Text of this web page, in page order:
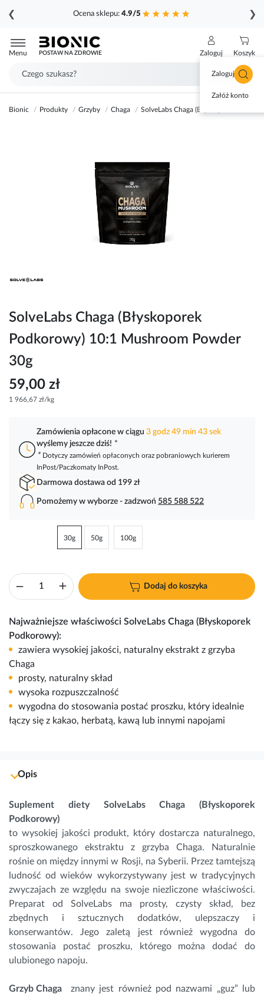
Ocena sklepu: 4.9/5
❮ ❯
do
treści
Menu POSTAW NA ZDROWIE Zaloguj
Zaloguj się
Załóż konto
Koszyk
Bionic Produkty Grzyby Chaga SolveLabs Chaga (Błyskoporek
na
SolveLabs Chaga (Błyskoporek
Podkorowy) 10:1 Mushroom Powder
30g
59,00 zł
1 966,67 zł/kg
Zamówienia opłacone w ciągu 3 godz 49 min 43 sek
wyślemy jeszcze dziś! *
* Dotyczy zamówień opłaconych oraz pobraniowych kurierem
InPost/Paczkomaty InPost.
Darmowa dostawa od 199 zł
Pomożemy w wyborze - zadzwoń 585 588 522
30g 50g 100g
Dodaj do koszyka
Najważniejsze właściwości SolveLabs Chaga (Błyskoporek
Podkorowy):
zawiera wysokiej jakości, naturalny ekstrakt z grzyba
Chaga
prosty, naturalny skład
wysoka rozpuszczalność
wygodna do stosowania postać proszku, który idealnie
łączy się z kakao, herbatą, kawą lub innymi napojami
Opis
Suplement diety SolveLabsChaga (Błyskoporek
Podkorowy)
to wysokiej jakości produkt, który dostarcza naturalnego,
sproszkowanego ekstraktu z grzyba Chaga. Naturalnie
rośnie on między innymi w Rosji, na Syberii. Przez tamtejszą
ludność od wieków wykorzystywany jest w tradycyjnych
zwyczajach ze względu na swoje niezliczone właściwości.
Preparat od SolveLabs ma prosty, czysty skład, bez
zbędnych i sztucznych dodatków, ulepszaczy i
konserwantów. Jego zaletą jest również wygodna do
stosowania postać proszku, którego można dodać do
ulubionego napoju.
Grzyb Chaga
znany jest również pod nazwami „guz” lub